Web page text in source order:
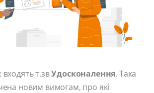
т.звУдосконалення. Така
новим вимогам, про які